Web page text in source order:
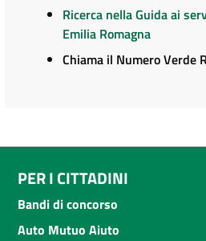
Ricerca nella Guida ai
Emilia Romagna
Chiama il Numero Verde
PER I CITTADINI
Bandi di concorso
Auto Mutuo Aiuto